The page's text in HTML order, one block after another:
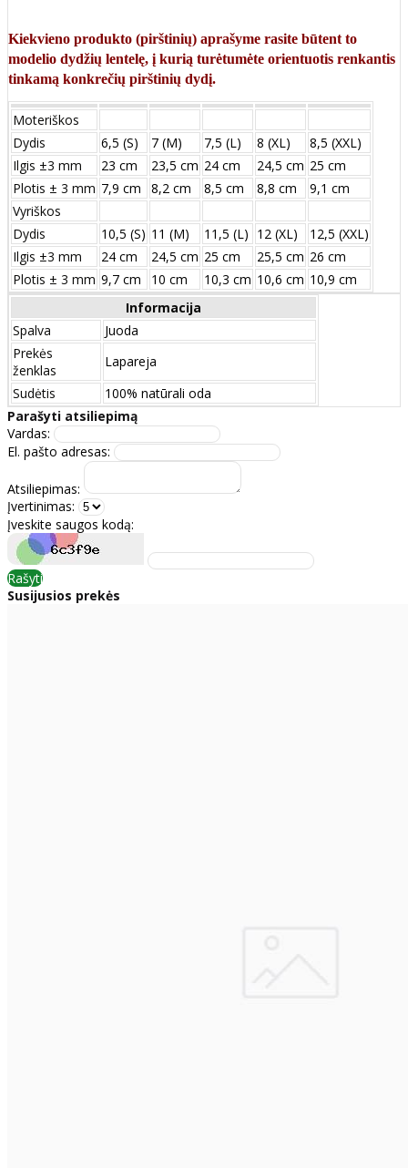
Kiekvieno produkto (pirštinių) aprašyme rasite būtent to
modelio dydžių lentelę, į kurią turėtumėte orientuotis renkantis
tinkamą konkrečių pirštinių dydį.
Moteriškos
Dydis
6,5 (S) 7 (M) 7,5 (L) 8 (XL)
8,5 (XXL)
Ilgis ±3 mm
23 cm 23,5 cm 24 cm 24,5 cm 25 cm
Plotis ± 3 mm 7,9 cm 8,2 cm 8,5 cm 8,8 cm
9,1 cm
Vyriškos
Dydis
10,5 (S) 11 (M) 11,5 (L) 12 (XL)
12,5 (XXL)
Ilgis ±3 mm
24 сm 24,5 сm 25 сm 25,5 сm 26 сm
Plotis ± 3 mm 9,7 сm 10 сm 10,3 сm 10,6 сm 10,9 сm
Informacija
Spalva
Juoda
Prekės
ženklas
Lapareja
Sudėtis
100% natūrali oda
Parašyti atsiliepimą
Vardas:
El. pašto adresas:
Atsiliepimas:
Įvertinimas:
Įveskite saugos kodą:
Rašyti
Susijusios prekės